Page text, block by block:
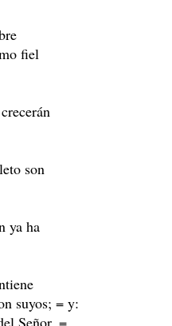
fiel
son
ya ha
suyos; = y:
Señor. =